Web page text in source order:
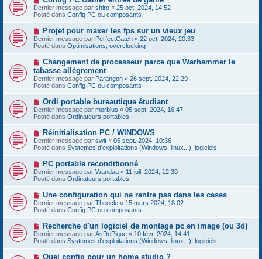
g
e
m
e
s
s
a
g
e
o
u
v
e
a
u
m
e
s
s
a
g
e
Dernier message par shiro « 25 oct. 2024, 14:52
Posté dans Config PC ou composants
N
o
u
v
a
u
m
e
s
s
g
e
Projet pour maxer les fps sur un vieux jeu
Dernier message par PerfectCatch « 22 oct. 2024, 20:33
Posté dans Optimisations, overclocking
N
o
u
v
e
a
u
m
e
s
s
a
g
e
Changement de processeur parce que Warhammer le
tabasse allègrement
Dernier message par Parangon « 26 sept. 2024, 22:29
Posté dans Config PC ou composants
N
o
u
v
e
a
u
m
e
s
a
g
e
Ordi portable bureautique étudiant
Dernier message par morbius « 05 sept. 2024, 16:47
Posté dans Ordinateurs portables
N
o
u
v
e
a
u
m
e
s
s
a
g
e
Réinitialisation PC / WINDOWS
Dernier message par swit « 05 sept. 2024, 10:36
Posté dans Systèmes d'exploitations (Windows, linux...), logiciels
N
o
u
v
e
a
u
m
e
s
a
g
e
PC portable reconditionné
Dernier message par Wandaa « 11 juil. 2024, 12:30
Posté dans Ordinateurs portables
N
o
u
v
e
a
u
m
e
s
Une configuration qui ne rentre pas dans les cases
Dernier message par Theocle « 15 mars 2024, 18:02
Posté dans Config PC ou composants
N
o
u
v
Recherche d'un logiciel de montage pc en image (ou 3d)
Dernier message par AsDePique « 10 févr. 2024, 14:41
Posté dans Systèmes d'exploitations (Windows, linux...), logiciels
NQuel config pour un home studio ?